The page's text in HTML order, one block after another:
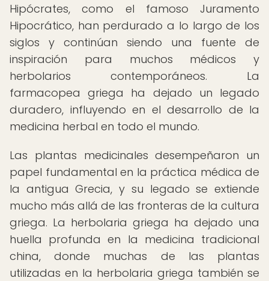
Hipócrates, como el famoso Juramento
Hipocrático, han perdurado a lo largo de los
siglos y continúan siendo una fuente de
inspiración para muchos médicos y
herbolarios contemporáneos. La
farmacopea griega ha dejado un legado
duradero, influyendo en el desarrollo de la
medicina herbal en todo el mundo.
Las plantas medicinales desempeñaron un
papel fundamental en la práctica médica de
la antigua Grecia, y su legado se extiende
mucho más allá de las fronteras de la cultura
griega. La herbolaria griega ha dejado una
huella profunda en la medicina tradicional
china, donde muchas de las plantas
utilizadas en la herbolaria griega también se